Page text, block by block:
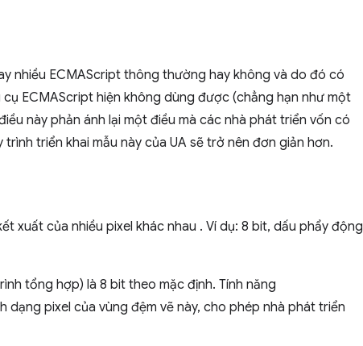
nhiều ECMAScript thông thường hay không và do đó có
ECMAScript hiện không dùng được (chẳng hạn như một
này phản ánh lại một điều mà các nhà phát triển vốn có
triển khai mẫu này của UA sẽ trở nên đơn giản hơn.
xuất của nhiều pixel khác nhau . Ví dụ: 8 bit, dấu phẩy động
tổng hợp) là 8 bit theo mặc định. Tính năng
pixel của vùng đệm vẽ này, cho phép nhà phát triển